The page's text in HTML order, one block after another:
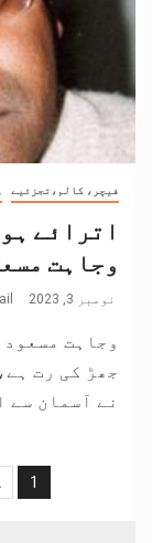
فیچر، کالم،تجزئیے
اترائے
وجاہت
نومبر 3, 2023
وجاہت
جھڑ کی رت
نے آسمان سے
1